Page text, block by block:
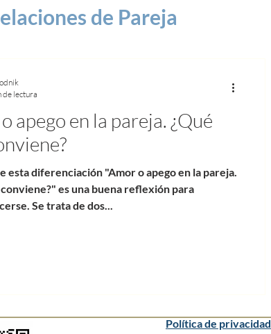
de Pareja
apego en la pareja. ¿Qué
esta diferenciación "Amor o apego en la pareja.
conviene?" es una buena reflexión para
Se trata de dos...
de lectura
Política de privacidad